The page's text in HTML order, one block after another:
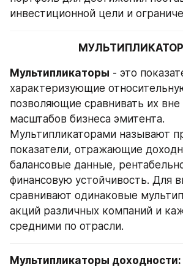
инвестиционной цели и
Мультипликаторы - это
характеризующие
позволяющие сравнивать их вне
масштабов бизнеса эмитента.
Мультипликаторами называют
показатели, отражающие
балансовые данные,
финансовую устойчивость. Для
сравнивают одинаковые
акций различных компаний и
средними по отрасли.
Мультипликаторы доходности: